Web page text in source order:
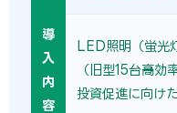
導
入
内
容
LED照明（蛍光
（旧型15台→高
投資促進に向け